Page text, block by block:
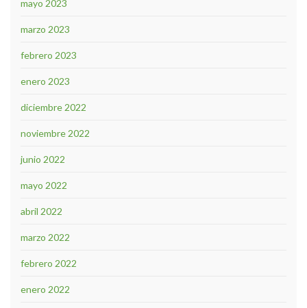
mayo 2023
marzo 2023
febrero 2023
enero 2023
diciembre 2022
noviembre 2022
junio 2022
mayo 2022
abril 2022
marzo 2022
febrero 2022
enero 2022